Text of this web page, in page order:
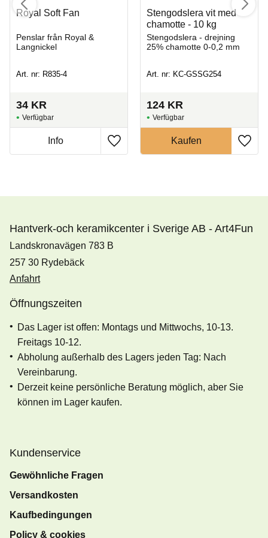
Royal Soft Fan
Penslar från Royal &
Langnickel
Art. nr: R835-4
34 KR
Stengodslera vit med
chamotte - 10 kg
Stengodslera - drejning
25% chamotte 0-0,2 mm
Art. nr: KC-GSSG254
124 KR
Hantverk-och keramikcenter i Sverige AB - Art4Fun
Landskronavägen 783 B
257 30 Rydebäck
Anfahrt
Öffnungszeiten
Das Lager ist offen: Montags und Mittwochs, 10-13.
Freitags 10-12.
Abholung außerhalb des Lagers jeden Tag: Nach
Vereinbarung.
Derzeit keine persönliche Beratung möglich, aber Sie
können im Lager kaufen.
Kundenservice
Gewöhnliche Fragen
Versandkosten
Kaufbedingungen
Policy & cookies